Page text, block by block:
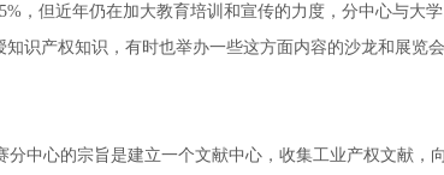
，但近年仍在加大教育培训和宣传的力度，分中心与大
识产权知识，有时也举办一些这方面内容的沙龙和展览会
中心的宗旨是建立一个文献中心，收集工业产权文献，